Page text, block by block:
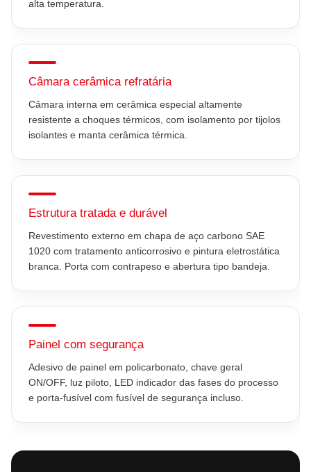
alta temperatura.
Câmara cerâmica refratária
Câmara interna em cerâmica especial altamente
resistente a choques térmicos, com isolamento por tijolos
isolantes e manta cerâmica térmica.
Estrutura tratada e durável
Revestimento externo em chapa de aço carbono SAE
1020 com tratamento anticorrosivo e pintura eletrostática
branca. Porta com contrapeso e abertura tipo bandeja.
Painel com segurança
Adesivo de painel em policarbonato, chave geral
ON/OFF, luz piloto, LED indicador das fases do processo
e porta-fusível com fusível de segurança incluso.